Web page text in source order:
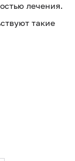
лечения.
такие